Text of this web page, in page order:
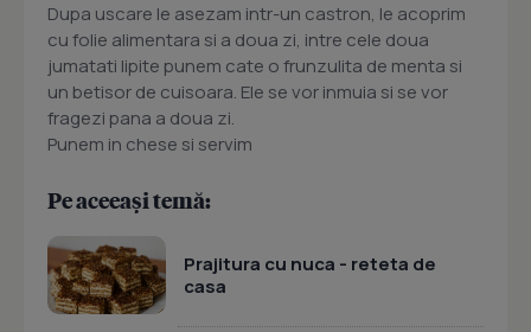
Dupa uscare le asezam intr-un castron, le acoprim
cu folie alimentara si a doua zi, intre cele doua
jumatati lipite punem cate o frunzulita de menta si
un betisor de cuisoara. Ele se vor inmuia si se vor
fragezi pana a doua zi.
Punem in chese si servim
Pe aceeași temă:
Prajitura cu nuca - reteta de
casa